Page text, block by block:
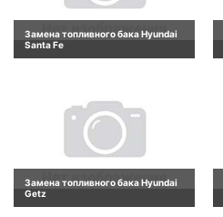
Замена топливного бака Hyundai
Santa Fe
Замена топливного бака Hyundai
Getz